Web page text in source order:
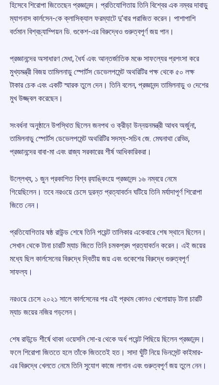
হিসেবে শিরোপা জিতেছেন প্রজ্ঞানন্দ। প্রতিযোগিতায় তিনি বিশ্বের এক নম্বর দাবাড়ু
ম্যাগনাস কার্লসেন-কে ক্লাসিক্যাল ফরম্যাটে দু’বার পরাজিত করেন। পাশাপাশি
বর্তমান বিশ্বচ্যাম্পিয়ন ডি. গুকেশ-এর বিরুদ্ধেও গুরুত্বপূর্ণ জয় পান।
প্রজ্ঞানন্দের অসাধারণ মেধা, ধৈর্য এবং আন্তর্জাতিক মঞ্চে সাফল্যের প্রশংসা করে
মুখ্যমন্ত্রী বিজয় তামিলনাড়ু স্পোর্টস ডেভেলপমেন্ট অথরিটির পক্ষ থেকে ৫০ লক্ষ
টাকার চেক এবং একটি স্মারক তুলে দেন। তিনি বলেন, প্রজ্ঞানন্দ তামিলনাড়ু ও দেশের
মুখ উজ্জ্বল করেছেন।
সংবর্ধনা অনুষ্ঠানে উপস্থিত ছিলেন জনপথ ও ক্রীড়া উন্নয়নমন্ত্রী আধব অর্জুনা,
তামিলনাড়ু স্পোর্টস ডেভেলপমেন্ট অথরিটির সদস্য-সচিব জে. মেঘনাথা রেড্ডি,
প্রজ্ঞানন্দের বাবা-মা এবং রাজ্য সরকারের শীর্ষ আধিকারিকরা।
উল্লেখ্য, ১ জুন প্রকাশিত বিশ্ব র‌্যাঙ্কিংয়ে প্রজ্ঞানন্দ ১৬ নম্বরে নেমে
গিয়েছিলেন। তবে নরওয়ে চেসে দুরন্ত প্রত্যাবর্তন ঘটিয়ে তিনি মর্যাদাপূর্ণ শিরোপা
জিতে নেন।
প্রতিযোগিতার ষষ্ঠ রাউন্ড শেষে তিনি পয়েন্ট তালিকার একেবারে শেষ স্থানে ছিলেন।
সেখান থেকে টানা চারটি ম্যাচ জিতে তিনি চমকপ্রদ প্রত্যাবর্তন করেন। এই জয়ের
মধ্যে ছিল কার্লসেনের বিরুদ্ধে দ্বিতীয় জয় এবং গুকেশের বিরুদ্ধে গুরুত্বপূর্ণ
সাফল্য।
নরওয়ে চেসে ২০২১ সালে কার্লসেনের পর এই প্রথম কোনও খেলোয়াড় টানা চারটি
ম্যাচ জয়ের নজির গড়লেন।
শেষ রাউন্ডে শীর্ষে থাকা ওয়েসলি সো-র থেকে অর্ধ পয়েন্ট পিছিয়ে ছিলেন প্রজ্ঞানন্দ।
ফলে শিরোপা জিততে হলে তাঁকে জিততেই হত। সাদা ঘুঁটি নিয়ে ভিনসেন্ট কাইমার-
এর বিরুদ্ধে খেলতে নেমে তিনি সুযোগ কাজে লাগান এবং গুরুত্বপূর্ণ জয় তুলে নেন।